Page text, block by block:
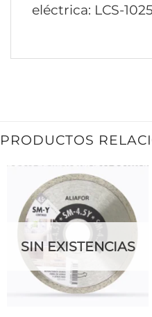
eléctrica: LCS-
PRODUCTOS
SIN EXISTENCIAS